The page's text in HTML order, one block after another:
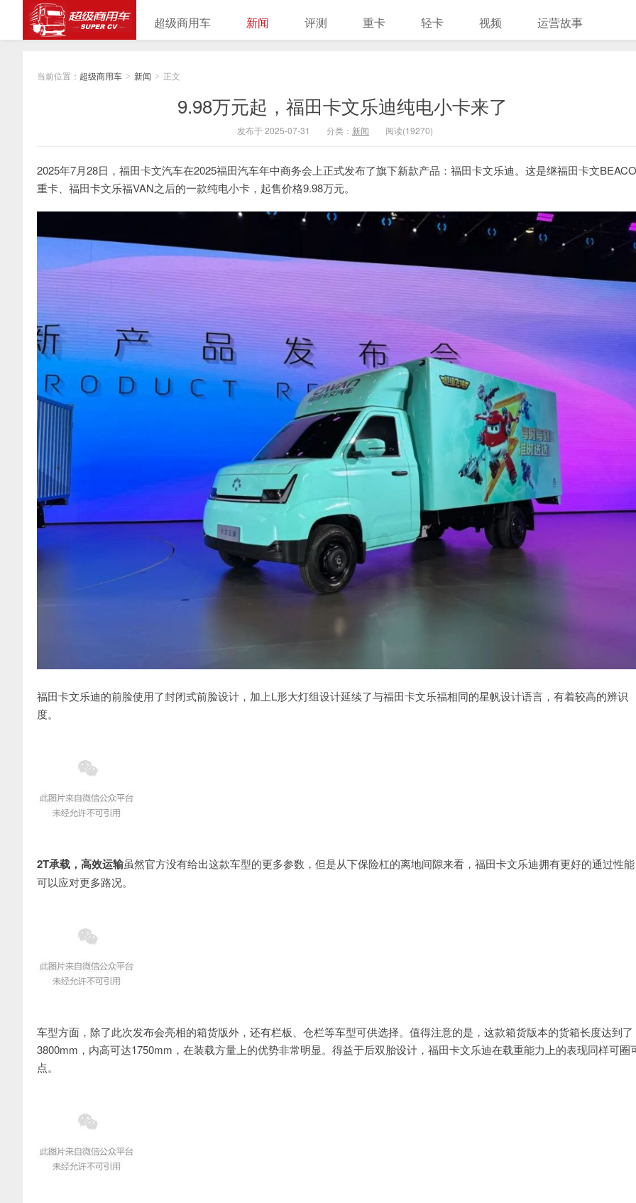
超级商用车 新闻 评测 重卡 轻卡 视频 运营故事
当前位置： 超级商用车 > 新闻 > 正文
9.98万元起，福田卡文乐迪纯电小卡来了
发布于 2025-07-31 分类： 新闻 阅读(19270)
2025年7月28日，福田卡文汽车在2025福田汽车年中商务会上正式发布了旗下新款产品：福田卡文乐迪。这是继福田卡文
重卡、福田卡文乐福VAN之后的一款纯电小卡，起售价格9.98万元。
福田卡文乐迪的前脸使用了封闭式前脸设计，加上L形大灯组设计延续了与福田卡文乐福相同的星帆设计语言，有着较高的辨识
度。
2T承载，高效运输虽然官方没有给出这款车型的更多参数，但是从下保险杠的离地间隙来看，福田卡文乐迪拥有更好的通过性
可以应对更多路况。
车型方面，除了此次发布会亮相的箱货版外，还有栏板、仓栏等车型可供选择。值得注意的是，这款箱货版本的货箱长度达到了
3800mm，内高可达1750mm，在装载方量上的优势非常明显。得益于后双胎设计，福田卡文乐迪在载重能力上的表现同样可圈
点。